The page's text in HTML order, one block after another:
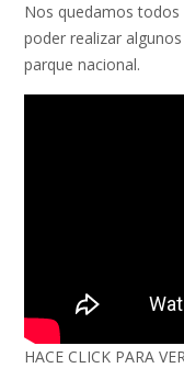
Nos quedamos
poder realizar
parque nacional.
HACE CLICK PARA